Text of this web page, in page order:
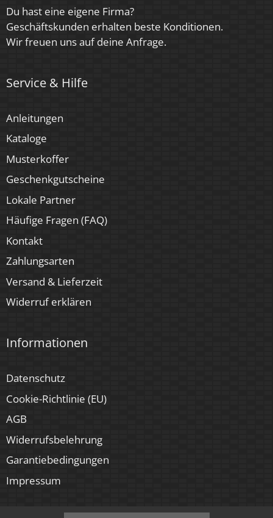
Marke / Hersteller
Luxvenum
4 Jahre
Für Möbeleinbau geeignet
Ja
Du hast eine eigene Firma?
Geschäftskunden erhalten beste Konditionen.
Wir freuen uns auf deine Anfrage.
Service & Hilfe
Anleitungen
Kataloge
Musterkoffer
Geschenkgutscheine
Lokale Partner
Häufige Fragen (FAQ)
Kontakt
Zahlungsarten
Versand & Lieferzeit
Widerruf erklären
Informationen
Datenschutz
Cookie-Richtlinie (EU)
AGB
Widerrufsbelehrung
Garantiebedingungen
Impressum